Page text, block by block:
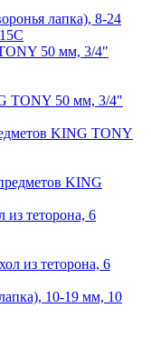
50 мм, 3/4"
KING TONY
из теторона, 6
10-19 мм, 10